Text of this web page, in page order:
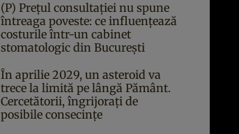
(P) Prețul consultației nu spune
întreaga poveste: ce influențează
costurile într-un cabinet
stomatologic din București
În aprilie 2029, un asteroid va
trece la limită pe lângă Pământ.
Cercetătorii, îngrijorați de
posibile consecințe